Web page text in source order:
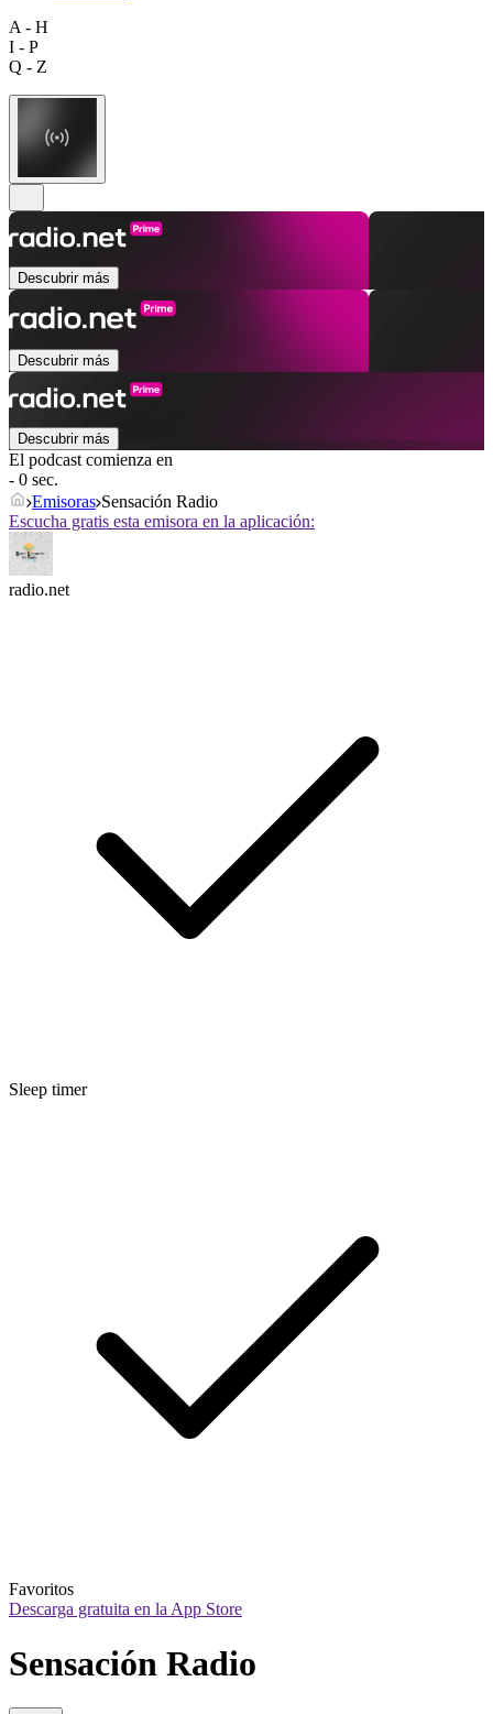
A - H
I - P
Q - Z
Descubrir más
Descubrir más
Descubrir más
El podcast comienza en
- 0 sec.
Emisoras Sensación Radio
Escucha gratis esta emisora en la aplicación:
radio.net
Sleep timer
Favoritos
Descarga gratuita en la App Store
Sensación Radio